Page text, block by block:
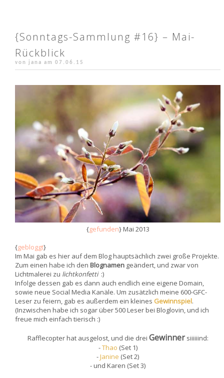
{Sonntags-Sammlung #16} – Mai-
Rückblick
von jana am 07.06.15
{gefunden} Mai 2013
{gebloggt}
Im Mai gab es hier auf dem Blog hauptsächlich zwei große Projekte.
Zum einen habe ich den Blognamen geändert, und zwar von
Lichtmalerei zu lichtkonfetti:)
Infolge dessen gab es dann auch endlich eine eigene Domain,
sowie neue Social Media Kanäle. Um zusätzlich meine 600-GFC-
Leser zu feiern, gab es außerdem ein kleines Gewinnspiel.
(Inzwischen habe ich sogar über 500 Leser bei Bloglovin, und ich
freue mich einfach tierisch :)
Rafflecopter hat ausgelost, und die drei Gewinnersiiiiiind:
-Thao (Set 1)
-Janine (Set 2)
- und Karen (Set 3)